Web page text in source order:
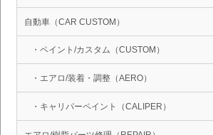
自動車（CAR CUSTOM）
・ペイント/カスタム（CUSTOM）
・エアロ/装着・調整（AERO）
・キャリパーペイント（CALIPER）